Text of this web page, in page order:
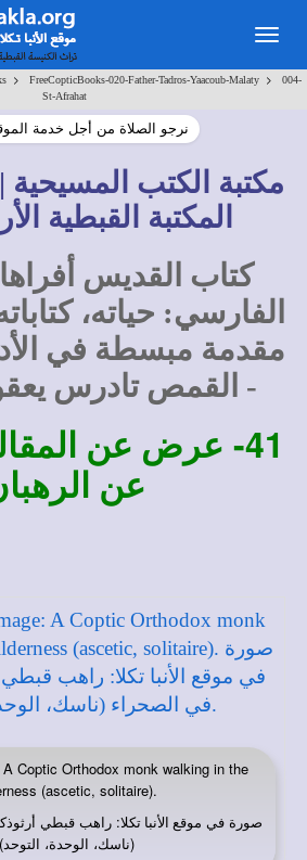
> FreeCopticBooks-020-Father-Tadros-Yaacoub-Malaty >
004-
St-Afrahat
نرجو الصلاة من أجل خدمة
مكتبة الكتب
المكتبة القبطية
كتاب القديس
الفارسي: حياته،
مقدمة مبسطة في
- القمص تادرس
41- عرض عن
عن
Coptic Orthodox monk walking in the
(ascetic, solitaire).
صورة في موقع الأنبا تكلا: راهب قبطي
(ناسك، الوحدة،